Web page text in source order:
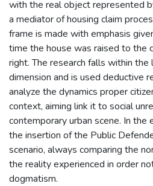
with the real object represented
a mediator of housing claim
frame is made with emphasis
time the house was raised to the
right. The research falls within the
dimension and is used deductive
analyze the dynamics proper
context, aiming link it to social
contemporary urban scene. In
the insertion of the Public
scenario, always comparing the
the reality experienced in order
dogmatism.